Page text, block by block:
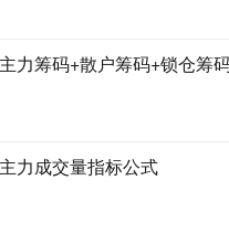
力筹码+散户筹码+锁仓筹
力成交量指标公式